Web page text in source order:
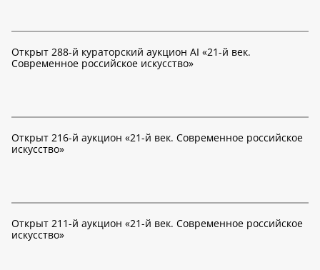
Открыт 288-й кураторский аукцион AI «21-й век.
Современное российское искусство»
Открыт 216-й аукцион «21-й век. Современное российское
искусство»
Открыт 211-й аукцион «21-й век. Современное российское
искусство»